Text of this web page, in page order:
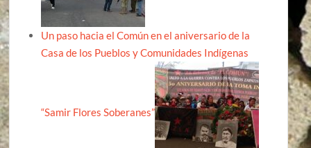
Un paso hacia el Común en el aniversario de la
Casa de los Pueblos y Comunidades Indígenas
“Samir Flores Soberanes”